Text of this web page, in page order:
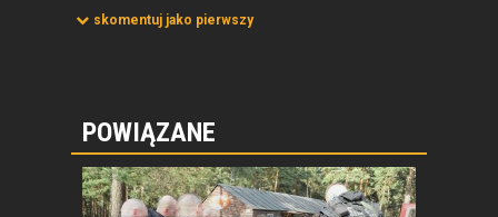
skomentuj jako pierwszy
POWIĄZANE